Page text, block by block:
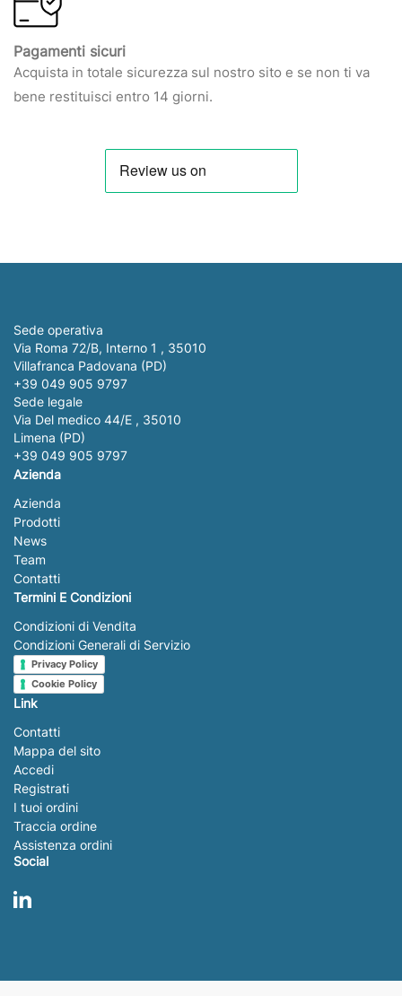
Pagamenti sicuri
Acquista in totale sicurezza sul nostro sito e se non ti va
bene restituisci entro 14 giorni.
Sede operativa
Via Roma 72/B, Interno 1 , 35010
Villafranca Padovana (PD)
+39 049 905 9797
Sede legale
Via Del medico 44/E , 35010
Limena (PD)
+39 049 905 9797
Azienda
Azienda
Prodotti
News
Team
Contatti
Termini E Condizioni
Condizioni di Vendita
Condizioni Generali di Servizio
Privacy Policy
Cookie Policy
Link
Contatti
Mappa del sito
Accedi
Registrati
I tuoi ordini
Traccia ordine
Assistenza ordini
Social
LinkedIn